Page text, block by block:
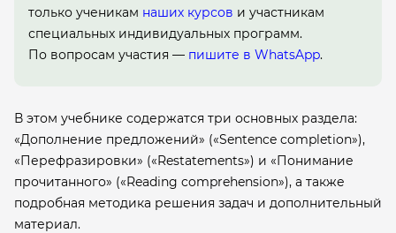
только ученикам наших курсов и участникам
специальных индивидуальных программ.
По вопросам участия — пишите в WhatsApp.
В этом учебнике содержатся три основных раздела:
«Дополнение предложений» («Sentence completion»),
«Перефразировки» («Restatements») и «Понимание
прочитанного» («Reading comprehension»), а также
подробная методика решения задач и дополнительный
материал.